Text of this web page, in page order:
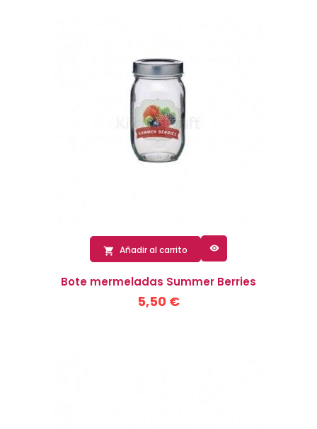
 Añadir al carrito 
Bote mermeladas Summer Berries
5,50 €